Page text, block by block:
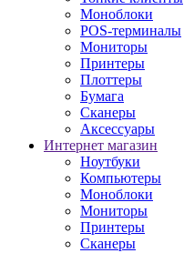
Моноблоки
POS-терминалы
Мониторы
Принтеры
Плоттеры
Бумага
Сканеры
Аксессуары
Интернет магазин
Ноутбуки
Компьютеры
Моноблоки
Мониторы
Принтеры
Сканеры